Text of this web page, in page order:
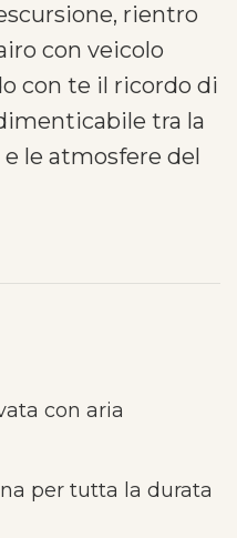
rientro
con veicolo
con te il ricordo di
tra la
le atmosfere del
con aria
per tutta la durata